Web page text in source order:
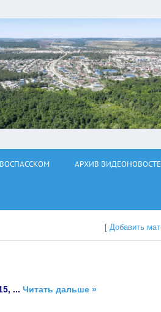
АРХИВ
[Добавить
... Читать дальше »